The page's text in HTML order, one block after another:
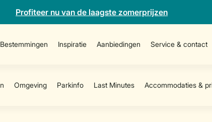
Profiteer nu van de laagste zomerprijzen
Bestemmingen Inspiratie Aanbiedingen Service & contact